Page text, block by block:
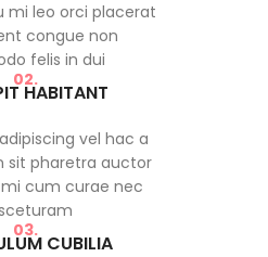
mi leo orci placerat
congue non
felis in dui
02.
HABITANT
vel hac a
sit pharetra auctor
cum curae nec
03.
CUBILIA